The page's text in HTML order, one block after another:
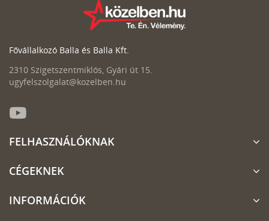
Fővállalkozó Balla és Balla Kft.
2310 Szigetszentmiklós, Gyári út 15.
ugyfelszolgalat@kozelben.hu
FELHASZNÁLÓKNAK
CÉGEKNEK
INFORMÁCIÓK